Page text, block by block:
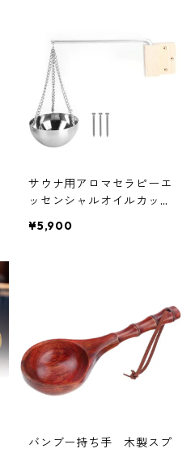
サウナ用アロマセラピーエ
ッセンシャルオイルカッ
¥5,900
バンブー持ち手 木製スプ